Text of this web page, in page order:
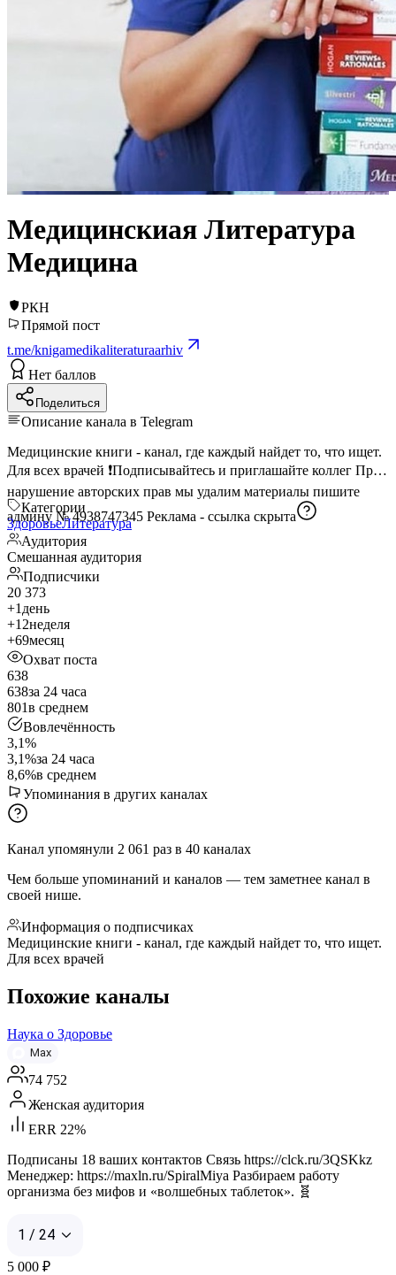
Медицинскиая Литература
Медицина
РКН
Прямой пост
t.me/knigamedikaliteraturaarhiv
Нет баллов
Поделиться
Описание канала в Telegram
Медицинские книги - канал, где каждый найдет то, что ищет.
Для всех врачей ❗️Подписывайтесь и приглашайте коллег При
нарушение авторских прав мы удалим материалы пишите
админу № 4938747345 Реклама - ссылка скрыта
Категории
ЗдоровьеЛитература
Аудитория
Смешанная аудитория
Подписчики
20 373
+1 день
+12неделя
+69месяц
Охват поста
638
638за 24 часа
801в среднем
Вовлечённость
3,1%
3,1%за 24 часа
8,6%в среднем
Упоминания в других каналах
Канал упомянули 2 061 раз в 40 каналах
Чем больше упоминаний и каналов — тем заметнее канал в
своей нише.
Информация о подписчиках
Медицинские книги - канал, где каждый найдет то, что ищет.
Для всех врачей
Похожие каналы
Наука о Здоровье
Max
74 752
Женская аудитория
ERR 22%
Подписаны 18 ваших контактов Связь https://clck.ru/3QSKkz
Менеджер: https://maxln.ru/SpiralMiya Разбираем работу
организма без мифов и «волшебных таблеток». 🧬
1 / 24
5 000 ₽